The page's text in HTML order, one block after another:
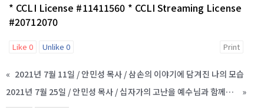
* CCLI License #11411560 * CCLI Streaming License
#20712070
Like 0 Unlike0 Print
« 2021년 7월 11일 / 안민성 목사 / 삼손의 이야기에 담겨진 나의 모습
2021년 7월 25일 / 안민성 목사 / 십자가의 고난을 예수님과 함께한 한 사람
»